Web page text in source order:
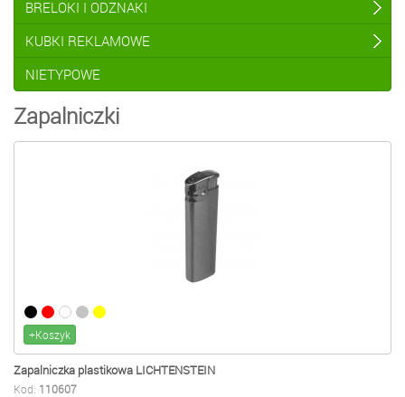
BRELOKI I ODZNAKI
KUBKI REKLAMOWE
NIETYPOWE
Zapalniczki
+Koszyk
Zapalniczka plastikowa LICHTENSTEIN
Kod: 110607